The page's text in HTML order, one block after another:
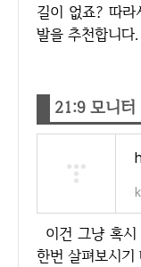
길이 없죠? 따
발을 추천합니다.
21:9 모니터
이건 그냥 혹시 몰라서 좌표를 남겨둔 페이지입니다.
한번 살펴보시기